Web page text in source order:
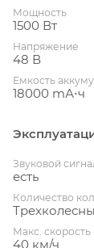
Мощность
1500 Вт
Напряжение
48 В
Емкость
18000 mА⋅ч
Звуковой
есть
Количество
Макс. скорость
40 км/ч